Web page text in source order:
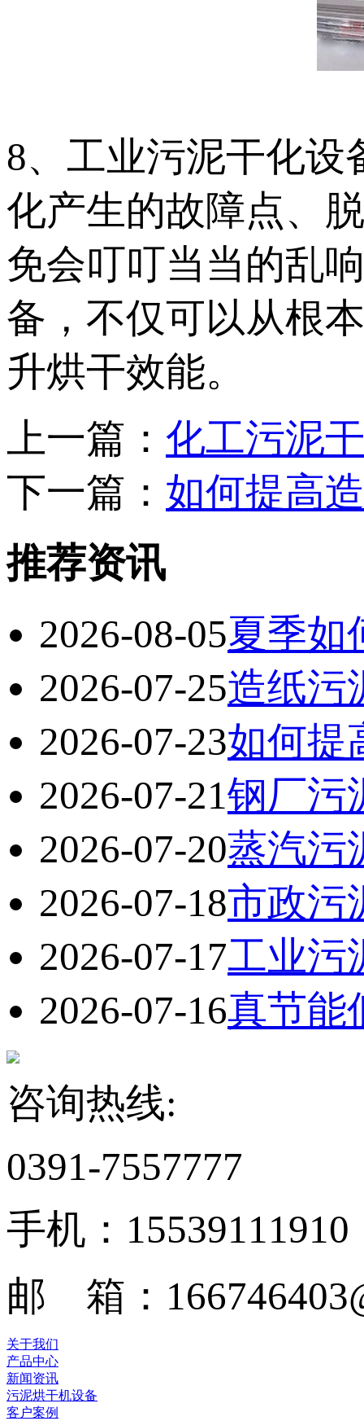
8、工业污泥干化设
化产生的故障点、
免会叮叮当当的乱
备，不仅可以从根
升烘干效能。
上一篇： 化工污泥
下一篇： 如何提高
推荐资讯
2026-08-05夏季如
2026-07-25造纸污
2026-07-23如何提
2026-07-21钢厂污
2026-07-20蒸汽污
2026-07-18市政污
2026-07-17工业污
2026-07-16真节能
咨询热线:
0391-7557777
手机：15539111910
邮 箱：
关于我们
产品中心
新闻资讯
污泥烘干机设备
客户案例